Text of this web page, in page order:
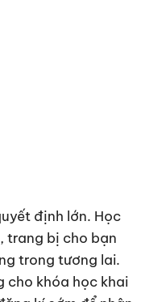
định lớn. Học
trang bị cho bạn
trong tương lai.
cho khóa học khai